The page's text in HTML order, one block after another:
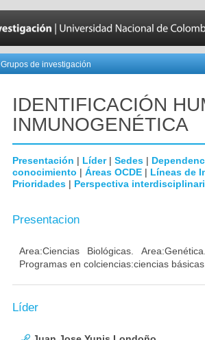
Grupos de investigación
IDENTIFICACIÓN
INMUNOGENÉTICA
Presentación | Líder| Sedes |
conocimiento | Áreas OCDE | Líneas de
Prioridades | Perspectiva
Presentacion
Area:Ciencias Biológicas.
Programas en colciencias:ciencias
Líder